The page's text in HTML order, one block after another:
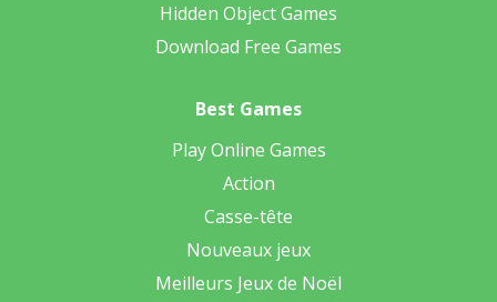
Hidden Object Games
Download Free Games
Best Games
Play Online Games
Action
Casse-tête
Nouveaux jeux
Meilleurs Jeux de Noël